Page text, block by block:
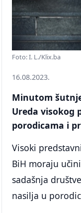
Foto: I. L./Klix.ba
16.08.2023.
Minutom
Ureda visokog
porodicama i
Visoki
BiH moraju
sadašnja
nasilja u